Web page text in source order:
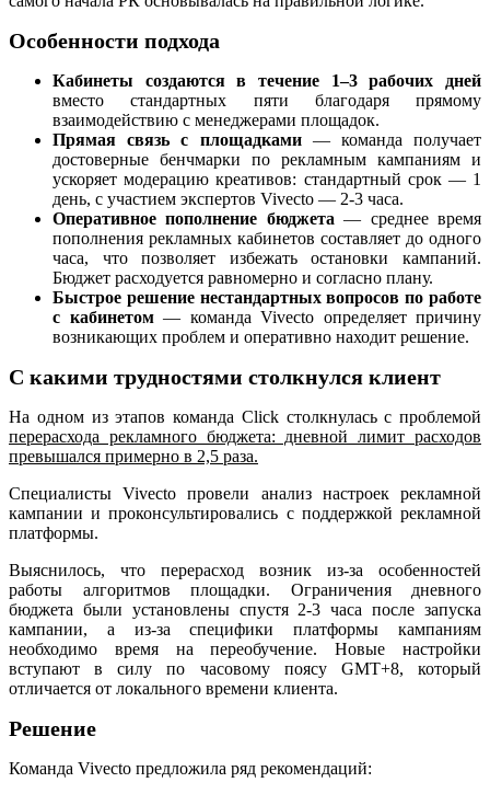
Особенности подхода
Кабинеты создаются в течение 1–3 рабочих дней
вместо стандартных пяти благодаря прямому
взаимодействию с менеджерами площадок.
Прямая связь с площадками— команда получает
достоверные бенчмарки по рекламным кампаниям и
ускоряет модерацию креативов: стандартный срок — 1
день, с участием экспертов Vivecto — 2-3 часа.
Оперативное пополнение бюджета — среднее время
пополнения рекламных кабинетов составляет до одного
часа, что позволяет избежать остановки кампаний.
Бюджет расходуется равномерно и согласно плану.
Быстрое решение нестандартных вопросов по работе
с кабинетом— команда Vivecto определяет причину
возникающих проблем и оперативно находит решение.
С какими трудностями столкнулся клиент
На одном из этапов команда Click столкнулась с проблемой
перерасхода рекламного бюджета: дневной лимит расходов
превышался примерно в 2,5 раза.
Специалисты Vivecto провели анализ настроек рекламной
кампании и проконсультировались с поддержкой рекламной
платформы.
Выяснилось, что перерасход возник из-за особенностей
работы алгоритмов площадки. Ограничения дневного
бюджета были установлены спустя 2-3 часа после запуска
кампании, а из-за специфики платформы кампаниям
необходимо время на переобучение. Новые настройки
вступают в силу по часовому поясу GMT+8, который
отличается от локального времени клиента.
Решение
Команда Vivecto предложила ряд рекомендаций: